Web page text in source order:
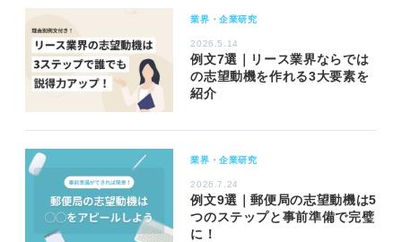
業界・企業研究
2026.5.14
例文7選｜リース業界ならでは
の志望動機を作れる3大要素を
紹介
業界・企業研究
2026.7.24
例文9選｜郵便局の志望動機は5
つのステップと事前準備で完璧
に！